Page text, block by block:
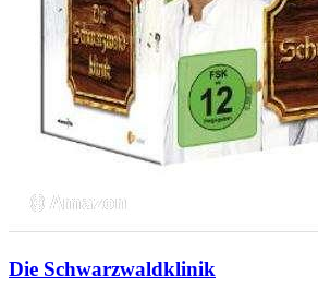
Die Schwarzwaldklinik